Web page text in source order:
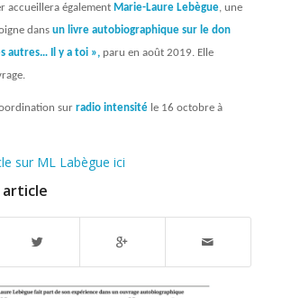
accueillera également Marie-Laure Lebègue, une
dans un livre autobiographique sur le don
autres… Il y a toi », paru en août 2019. Elle
sur radio intensitéle 16 octobre à
sur ML Labègue ici